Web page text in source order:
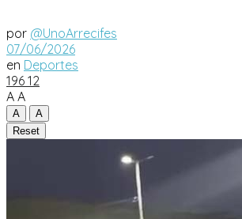
por @UnoArrecifes
07/06/2026
en Deportes
196 12
A A
A
A
Reset